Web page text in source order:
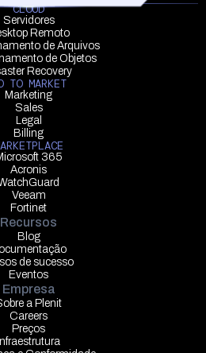
CLOUD
Servidores
Remoto
de Arquivos
de Objetos
Recovery
TO MARKET
Marketing
Sales
Legal
Billing
365
Acronis
Veeam
Fortinet
Recursos
Blog
de sucesso
Eventos
Empresa
a Plenit
Careers
Preços
Infraestrutura